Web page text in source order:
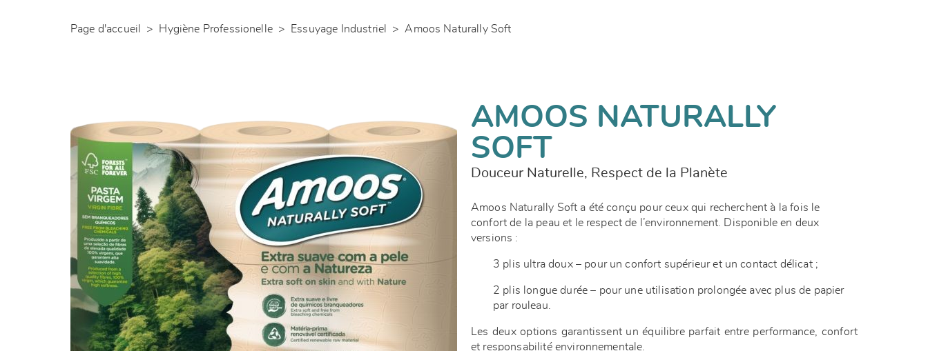
Page d'accueil > Hygiène Professionelle > Essuyage Industriel > Amoos Naturally Soft
AMOOS NATURALLY
SOFT
Douceur Naturelle, Respect de la Planète
Amoos Naturally Soft a été conçu pour ceux qui recherchent à la fois le
confort de la peau et le respect de l’environnement. Disponible en deux
versions :
3 plis ultra doux – pour un confort supérieur et un contact délicat ;
2 plis longue durée – pour une utilisation prolongée avec plus de papier
par rouleau.
Les deux options garantissent un équilibre parfait entre performance, confort
et responsabilité environnementale.